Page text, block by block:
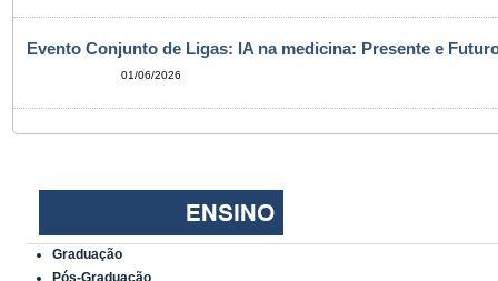
Evento Conjunto de Ligas: IA na medicina: Presente e
01/06/2026
Graduação